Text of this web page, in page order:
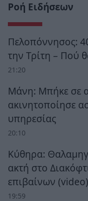
Ροή Ειδήσεων
Πελοπόννησος:
την Τρίτη – Πού
21:20
Μάνη: Μπήκε σε
ακινητοποίησε
υπηρεσίας
20:10
Κύθηρα:
ακτή στο
επιβαίνων (video)
19:59